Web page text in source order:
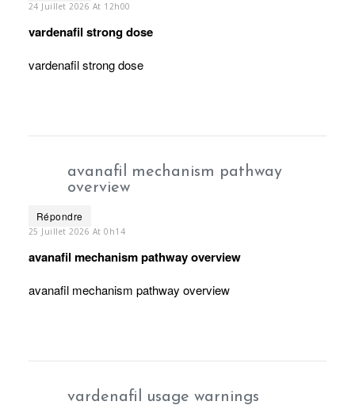
24 Juillet 2026 At 12h00
vardenafil strong dose
vardenafil strong dose
avanafil mechanism pathway
overview
Répondre
25 Juillet 2026 At 0h14
avanafil mechanism pathway overview
avanafil mechanism pathway overview
vardenafil usage warnings